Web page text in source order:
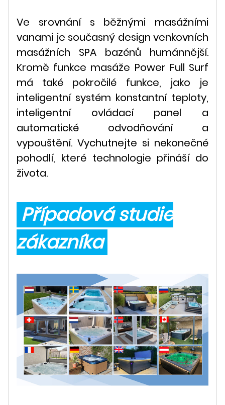
Ve srovnání s běžnými masážními
vanami je současný design venkovních
masážních SPA bazénů humánnější.
Kromě funkce masáže Power Full Surf
má také pokročilé funkce, jako je
inteligentní systém konstantní teploty,
inteligentní ovládací panel a
automatické odvodňování a
vypouštění. Vychutnejte si nekonečné
pohodlí, které technologie přináší do
života.
Případová studie
zákazníka